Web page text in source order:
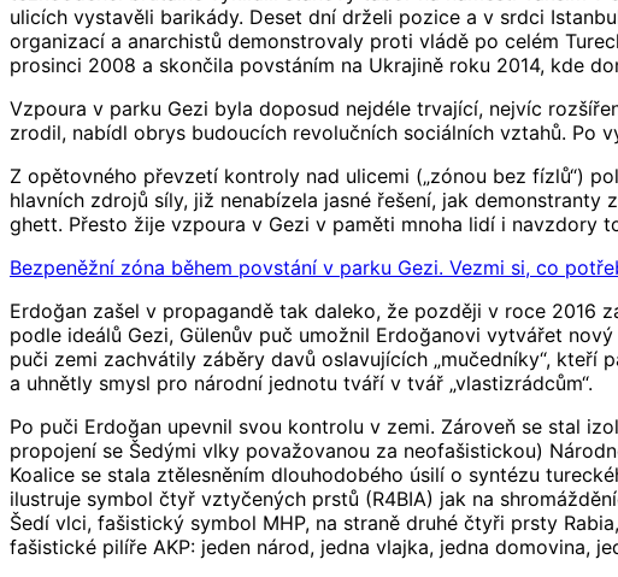
ulicích vystavěli barikády. Deset dní drželi pozice a v srdci
organizací a anarchistů demonstrovaly proti vládě po celém
prosinci 2008 a skončila povstáním na Ukrajině roku 2014, kde
Vzpoura v parku Gezi byla doposud nejdéle trvající, nejvíc
zrodil, nabídl obrys budoucích revolučních sociálních vztahů. Po
Z opětovného převzetí kontroly nad ulicemi („zónou bez fízlů“)
hlavních zdrojů síly, již nenabízela jasné řešení, jak
ghett. Přesto žije vzpoura v Gezi v paměti mnoha lidí i navzdory
Bezpeněžní zóna během povstání v parku Gezi. Vezmi si, co
Erdoğan zašel v propagandě tak daleko, že později v roce 2016
podle ideálů Gezi, Gülenův puč umožnil Erdoğanovi vytvářet
puči zemi zachvátily záběry davů oslavujících „mučedníky“,
a uhnětly smysl pro národní jednotu tváří v tvář „vlastizrádcům“.
Po puči Erdoğan upevnil svou kontrolu v zemi. Zároveň se stal
propojení se Šedými vlky považovanou za neofašistickou)
Koalice se stala ztělesněním dlouhodobého úsilí o syntézu
ilustruje symbol čtyř vztyčených prstů (R4BIA) jak na
Šedí vlci, fašistický symbol MHP, na straně druhé čtyři prsty
fašistické pilíře AKP: jeden národ, jedna vlajka, jedna domovina,